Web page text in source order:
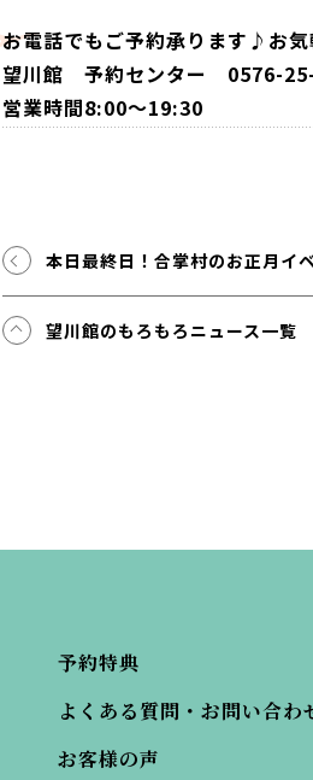
お電話でもご予約承ります♪お気
望川館 予約センター 0576-
営業時間8:00～19:30
本日最終日！合掌村のお正月イ
望川館のもろもろニュース一覧
予約特典
よくある質問・お問い合わ
お客様の声